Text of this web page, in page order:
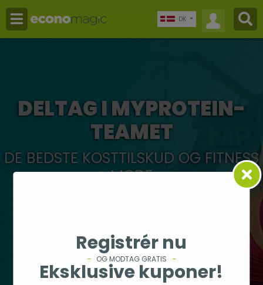
Registrér nu
OG MODTAG GRATIS
Eksklusive kuponer!
DK
DELTAG I MYPROTEIN-
TEAMET
DE BEDSTE KOSTTILSKUD OG FITNESS
MODE